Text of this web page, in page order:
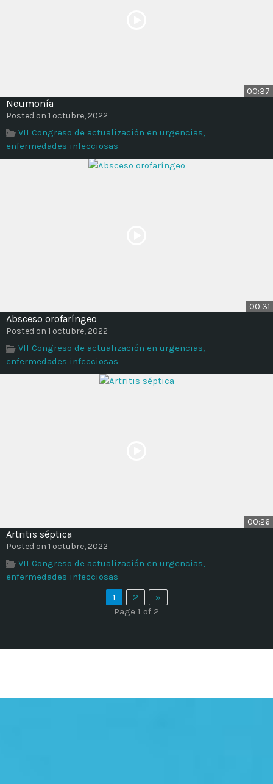
00:37
Neumonía
Posted on 1 octubre, 2022
VII Congreso de actualización en urgencias,
enfermedades infecciosas
00:31
Absceso orofaríngeo
Posted on 1 octubre, 2022
VII Congreso de actualización en urgencias,
enfermedades infecciosas
00:26
Artritis séptica
Posted on 1 octubre, 2022
VII Congreso de actualización en urgencias,
enfermedades infecciosas
1
2
»
Page 1 of 2